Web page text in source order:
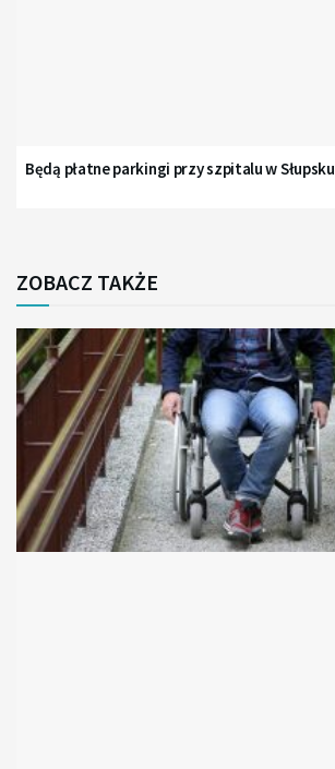
Będą płatne parkingi przy szpitalu w Słupsku
ZOBACZ TAKŻE